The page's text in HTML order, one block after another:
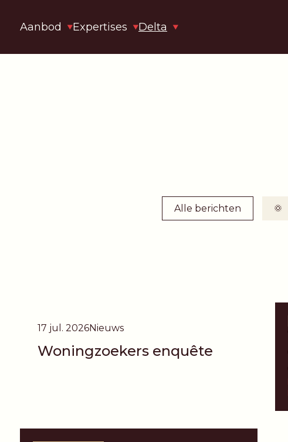
Aanbod Expertises Delta
Alle berichten
17 jul. 2026Nieuws
Woningzoekers enquête